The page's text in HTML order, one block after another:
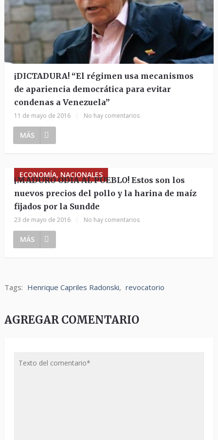
¡DICTADURA! “El régimen usa mecanismos
de apariencia democrática para evitar
condenas a Venezuela”
11 de mayo de 2016 No hay comentarios
MÁS
ECONOMÍA, NACIONALES
¡MADURO ODIA AL PUEBLO! Estos son los
nuevos precios del pollo y la harina de maíz
fijados por la Sundde
23 de mayo de 2016 No hay comentarios
MÁS
Tags: Henrique Capriles Radonski, revocatorio
AGREGAR COMENTARIO